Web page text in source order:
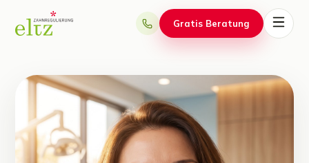
Gratis Beratung